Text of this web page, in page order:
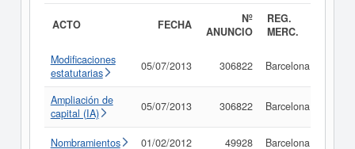
ACTO FECHA
Nº
ANUNCIO
REG.
MERC.
Modificaciones
estatutarias
05/07/2013 306822 Barcelona
Ampliación de
capital (IA)
05/07/2013 306822 Barcelona
Nombramientos 01/02/2012 49928 Barcelona